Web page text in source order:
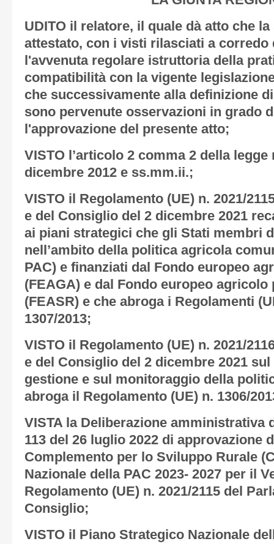
UDITO il relatore, il quale dà atto che
attestato, con i visti rilasciati a corredo
l'avvenuta regolare istruttoria della
compatibilità con la vigente
che successivamente alla definizione
sono pervenute osservazioni in grado
l'approvazione del presente atto;
VISTO l’articolo 2 comma 2 della legge
dicembre 2012 e ss.mm.ii.;
VISTO il Regolamento (UE) n. 2021/
e del Consiglio del 2 dicembre 2021
ai piani strategici che gli Stati membri
nell’ambito della politica agricola
PAC) e finanziati dal Fondo europeo
(FEAGA) e dal Fondo europeo
(FEASR) e che abroga i Regolamenti
1307/2013;
VISTO il Regolamento (UE) n. 2021/
e del Consiglio del 2 dicembre 2021
gestione e sul monitoraggio della
abroga il Regolamento (UE) n. 1306/
VISTA la Deliberazione amministrativa
113 del 26 luglio 2022 di approvazione
Complemento per lo Sviluppo Rurale
Nazionale della PAC 2023- 2027 per il
Regolamento (UE) n. 2021/2115 del
Consiglio;
VISTO il Piano Strategico Nazionale